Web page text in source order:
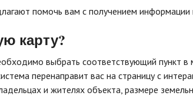
помочь вам с получением информации
карту?
выбрать соответствующий пункт в
перенаправит вас на страницу с
и жителях объекта, размере